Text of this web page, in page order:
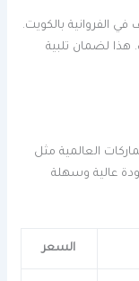
الفروانية بالكويت.
هذا لضمان تلبية
العالمية مثل
عالية وسهلة
السعر